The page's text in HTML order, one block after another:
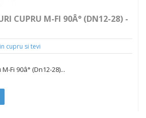
CUPRU M-FI 90Â° (DN12-28) -
cupru si tevi
Fi 90â° (Dn12-28)...